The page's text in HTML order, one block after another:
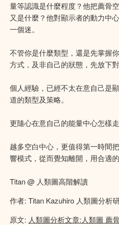
量等認識是什麼程度？他把薦骨
又是什麼？他對顯示者的動力中
一個迷。
不管你是什麼類型，還是先掌握
方式，及非自己的狀態，先放下
個人經驗，已經不太在意自己是
道的類型及策略。
更隨心在意自己的能量中心怎樣
越多空白中心，更值得第一時間
響模式，從而覺知離開，用合適
Titan @ 人類圖高階解讀
作者: Titan Kazuhiro 人類圖分析
原文: 人類圖分析文章:人類圖 薦